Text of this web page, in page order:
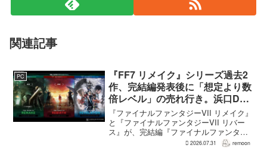
関連記事
PC
『FF7 リメイク』シリーズ過去2
作、完結編発表後に「想定より数
倍レベル」の売れ行き。浜口Dが
明かす
『ファイナルファンタジーVII リメイク』
と『ファイナルファンタジーVII リバー
ス』が、完結編『ファイナルファンタジ
ーVII リベレーション』の発表後、「我々
2026.07.31 remoon